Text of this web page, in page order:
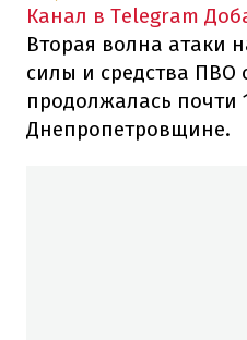
Канал в Telegram
Вторая волна атаки
силы и средства ПВО
продолжалась почти
Днепропетровщине.